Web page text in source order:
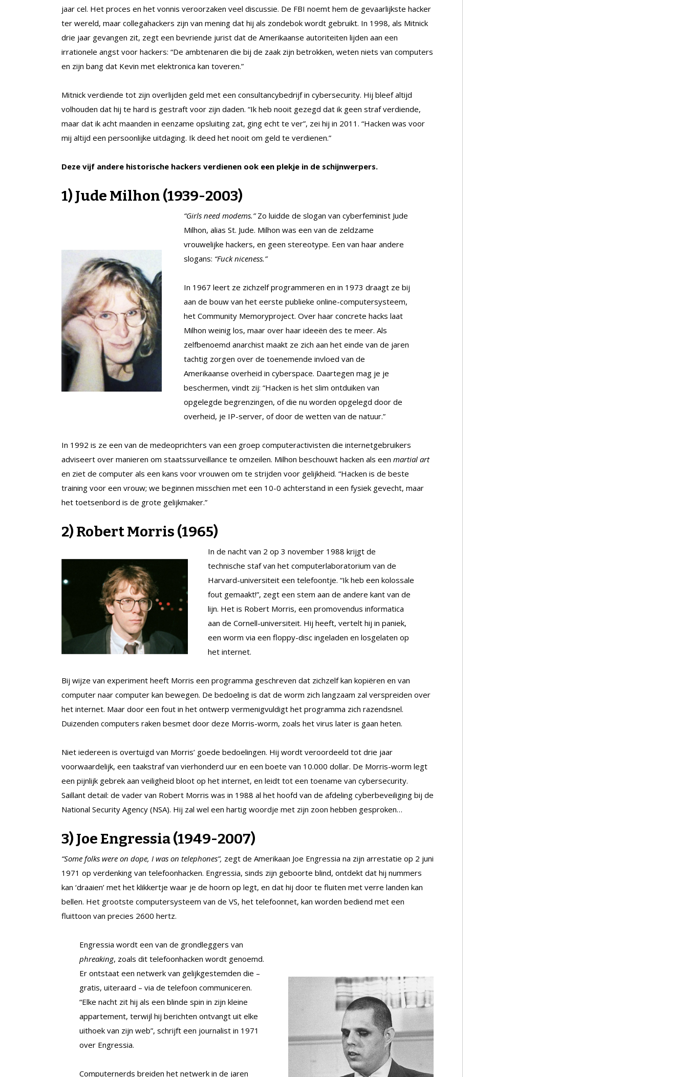
jaar cel. Het proces en het vonnis veroorzaken veel discussie. De FBI noemt hem de gevaarlijkste hacker
ter wereld, maar collegahackers zijn van mening dat hij als zondebok wordt gebruikt. In 1998, als Mitnick
drie jaar gevangen zit, zegt een bevriende jurist dat de Amerikaanse autoriteiten lijden aan een
irrationele angst voor hackers: “De ambtenaren die bij de zaak zijn betrokken, weten niets van computers
en zijn bang dat Kevin met elektronica kan toveren.”
Mitnick verdiende tot zijn overlijden geld met een consultancybedrijf in cybersecurity. Hij bleef altijd
volhouden dat hij te hard is gestraft voor zijn daden. “Ik heb nooit gezegd dat ik geen straf verdiende,
maar dat ik acht maanden in eenzame opsluiting zat, ging echt te ver”, zei hij in 2011. “Hacken was voor
mij altijd een persoonlijke uitdaging. Ik deed het nooit om geld te verdienen.”
Deze vijf andere historische hackers verdienen ook een plekje in de schijnwerpers.
1) Jude Milhon (1939-2003)
“Girls need modems.”Zo luidde de slogan van cyberfeminist Jude
Milhon, alias St. Jude. Milhon was een van de zeldzame
vrouwelijke hackers, en geen stereotype. Een van haar andere
slogans: “Fuck niceness.”
In 1967 leert ze zichzelf programmeren en in 1973 draagt ze bij
aan de bouw van het eerste publieke online-computersysteem,
het Community Memoryproject. Over haar concrete hacks laat
Milhon weinig los, maar over haar ideeën des te meer. Als
zelfbenoemd anarchist maakt ze zich aan het einde van de jaren
tachtig zorgen over de toenemende invloed van de
Amerikaanse overheid in cyberspace. Daartegen mag je je
beschermen, vindt zij: “Hacken is het slim ontduiken van
opgelegde begrenzingen, of die nu worden opgelegd door de
overheid, je IP-server, of door de wetten van de natuur.”
In 1992 is ze een van de medeoprichters van een groep computeractivisten die internetgebruikers
adviseert over manieren om staatssurveillance te omzeilen. Milhon beschouwt hacken als een martial art
en ziet de computer als een kans voor vrouwen om te strijden voor gelijkheid. “Hacken is de beste
training voor een vrouw; we beginnen misschien met een 10-0 achterstand in een fysiek gevecht, maar
het toetsenbord is de grote gelijkmaker.”
2) Robert Morris (1965)
In de nacht van 2 op 3 november 1988 krijgt de
technische staf van het computerlaboratorium van de
Harvard-universiteit een telefoontje. “Ik heb een kolossale
fout gemaakt!”, zegt een stem aan de andere kant van de
lijn. Het is Robert Morris, een promovendus informatica
aan de Cornell-universiteit. Hij heeft, vertelt hij in paniek,
een worm via een floppy-disc ingeladen en losgelaten op
het internet.
Bij wijze van experiment heeft Morris een programma geschreven dat zichzelf kan kopiëren en van
computer naar computer kan bewegen. De bedoeling is dat de worm zich langzaam zal verspreiden over
het internet. Maar door een fout in het ontwerp vermenigvuldigt het programma zich razendsnel.
Duizenden computers raken besmet door deze Morris-worm, zoals het virus later is gaan heten.
Niet iedereen is overtuigd van Morris’ goede bedoelingen. Hij wordt veroordeeld tot drie jaar
voorwaardelijk, een taakstraf van vierhonderd uur en een boete van 10.000 dollar. De Morris-worm legt
een pijnlijk gebrek aan veiligheid bloot op het internet, en leidt tot een toename van cybersecurity.
Saillant detail: de vader van Robert Morris was in 1988 al het hoofd van de afdeling cyberbeveiliging bij de
National Security Agency (NSA). Hij zal wel een hartig woordje met zijn zoon hebben gesproken…
3) Joe Engressia (1949-2007)
“Some folks were on dope, I was on telephones”, zegt de Amerikaan Joe Engressia na zijn arrestatie op 2 juni
1971 op verdenking van telefoonhacken. Engressia, sinds zijn geboorte blind, ontdekt dat hij nummers
kan ‘draaien’ met het klikkertje waar je de hoorn op legt, en dat hij door te fluiten met verre landen kan
bellen. Het grootste computersysteem van de VS, het telefoonnet, kan worden bediend met een
fluittoon van precies 2600 hertz.
Engressia wordt een van de grondleggers van
phreaking, zoals dit telefoonhacken wordt genoemd.
Er ontstaat een netwerk van gelijkgestemden die –
gratis, uiteraard – via de telefoon communiceren.
“Elke nacht zit hij als een blinde spin in zijn kleine
appartement, terwijl hij berichten ontvangt uit elke
uithoek van zijn web”, schrijft een journalist in 1971
over Engressia.
Computernerds breiden het netwerk in de jaren